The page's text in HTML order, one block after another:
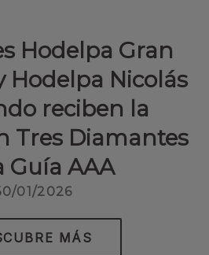
Hodelpa Gran
Hodelpa Nicolás
reciben la
Tres Diamantes
Guía AAA
01/2026
MÁS